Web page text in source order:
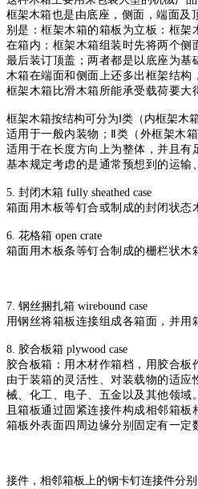
框架木箱也是由底座，侧面，端面及
别是：框架木箱的箱板为立板：框架
在箱内；框架木箱组装时先将两个侧
最后装订顶盖；两者都是以底座为基
木箱在端面和侧面上还多出框架结构
框架木箱比滑木箱所能承受载荷要大
框架木箱按结构可分为Ⅰ类（内框架木
适用于一般内装物；Ⅱ类（外框架木
适用 于在长度方向上为整体，并且有
基本规定考虑的是通常预想到的运输
5. 封闭木箱 fully sheathed case
箱面用木板等钉合或制成的封闭状态
6. 花格箱 open crate
箱面用木板条等钉合制成的栅栏状木
7. 钢丝捆扎箱 wirebound case
用钢丝将箱板连接组成各箱面，并用
8. 胶合板箱 plywood case
胶合板箱：用木材作箱档，用胶合板
由于装箱的灵活性、对装载物的适应
械、化工、 电子、五金以及其他领域
且箱板通过固紧连接件构成相邻箱板
箱板外表面四周边缘分别 固定有一定
接件，相邻箱板上的钢卡钉连接件分